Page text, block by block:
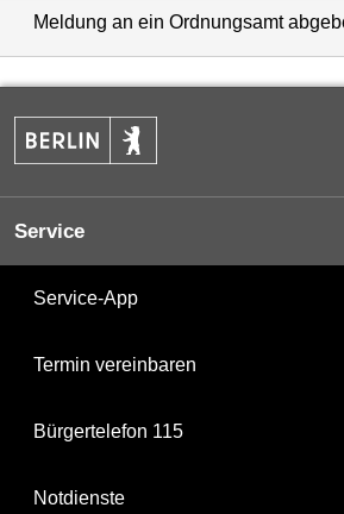
Meldung an ein Ordnungsamt
Service
Service-App
Termin vereinbaren
Bürgertelefon 115
Notdienste